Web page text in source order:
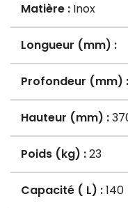
Matière : Inox
Longueur (mm) :
Profondeur (mm) :
Hauteur (mm) :
Poids (kg) :23
Capacité ( L) :140